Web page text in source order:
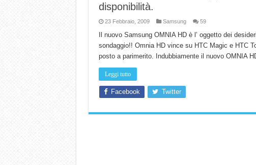
disponibilità.
23 Febbraio, 2009 Samsung 59
Il nuovo Samsung OMNIA HD è l’ oggetto dei
sondaggio!! Omnia HD vince su HTC Magic e HTC
posto a parimerito. Indubbiamente il nuovo OMNIA
Leggi tutto
Facebook Twitter